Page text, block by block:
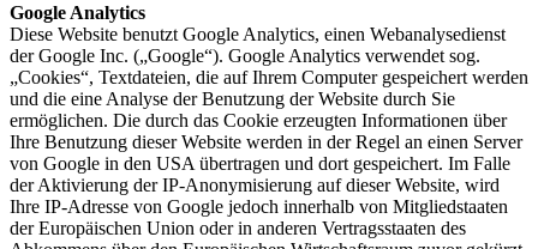
Google Analytics
Diese Website benutzt Google Analytics, einen Webanalysedienst
der Google Inc. („Google“). Google Analytics verwendet sog.
„Cookies“, Textdateien, die auf Ihrem Computer gespeichert werden
und die eine Analyse der Benutzung der Website durch Sie
ermöglichen. Die durch das Cookie erzeugten Informationen über
Ihre Benutzung dieser Website werden in der Regel an einen Server
von Google in den USA übertragen und dort gespeichert. Im Falle
der Aktivierung der IP-Anonymisierung auf dieser Website, wird
Ihre IP-Adresse von Google jedoch innerhalb von Mitgliedstaaten
der Europäischen Union oder in anderen Vertragsstaaten des